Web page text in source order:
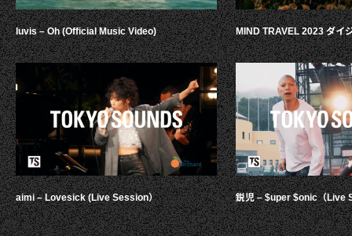
luvis – Oh (Official Music Video)
aimi – Lovesick (Live Session）
MIND TRAVEL 2023 ダイ
鋭児 – $uper $onic（Live